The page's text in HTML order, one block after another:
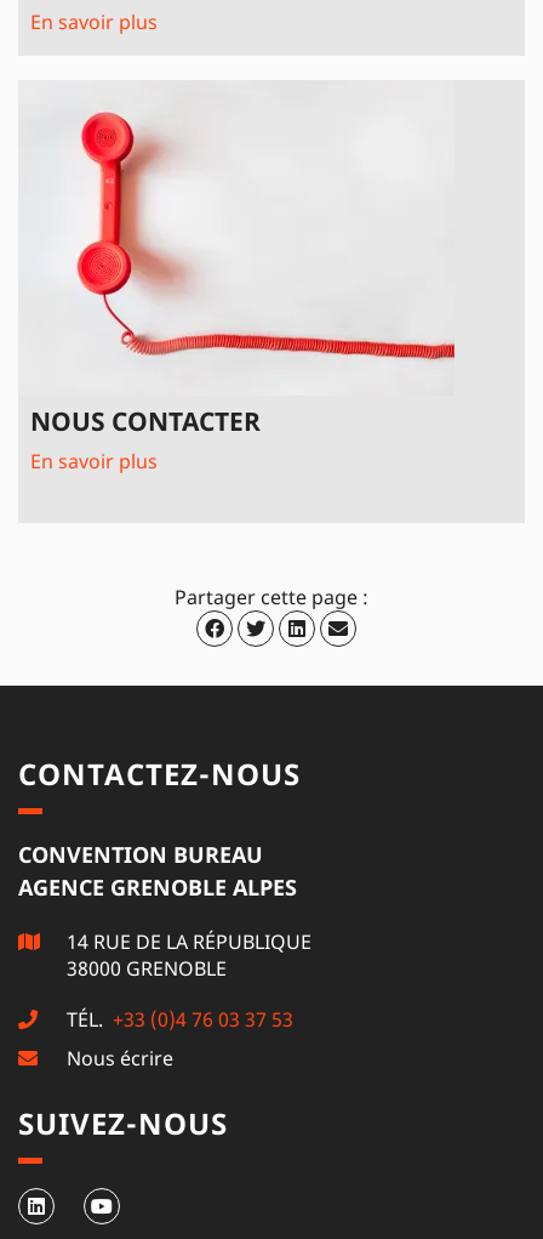
En savoir plus
NOUS CONTACTER
En savoir plus
Partager cette page :
CONTACTEZ-NOUS
CONVENTION BUREAU
AGENCE GRENOBLE ALPES
14 RUE DE LA RÉPUBLIQUE
38000 GRENOBLE
TÉL. +33 (0)4 76 03 37 53
Nous écrire
SUIVEZ-NOUS